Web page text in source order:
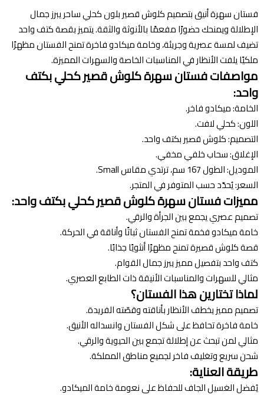
فستان سهرة أنيق بتصميم كلوش قصير بلونكحليساحر يبرز جمال
الإطلالة ويمنحك حضورًا مفعمًا بالأنوثة والثقة. يتميز بقصة كتف واحد
تضيف لمسة عصرية وجريئة، وخامة ميكادو فاخرة تمنح الفستان مظهرًا
ملكيًا يلفت الأنظار في المناسبات الخاصة والسهرات المميزة.
مواصفات فستان سهرة كلوش قصيركحليبكتف
واحد:
الخامة: ميكادو فاخر.
اللون:كحليلافت.
التصميم: كلوش قصير بكتف واحد.
الإغلاق: سحاب خلفي مخفي.
الموديل: الطول 167 سم، ترتدي مقاس Small.
السعر: يُحدّد حسب المتوفر في المتجر.
مميزات فستان سهرة كلوش قصيركحليبكتف واحد:
تصميم عصري يجمع بين الجرأة والرقي.
خامة ميكادو فخمة تمنح الفستان ثباتًا وأناقة في الحركة.
قصة كلوش قصيرة تمنح مظهرًا أنثويًا جذابًا.
كتف واحد بتفصيل مميز يبرز جمال القوام.
مثالي للسهرات والمناسبات الأنيقة ذات الطابع العصري.
لماذا تختارين هذا الفستان؟
تصميم مميز يخطف الأنظار بأناقته وقصّته الفريدة.
خامة فاخرة تحافظ على شكل الفستان وانسداله الأنيق.
مثالي لمن تبحث عن إطلالة تجمع بين الحيوية والرقي.
شحن سريع وتغليف فاخر لجميع مناطق المملكة.
طريقة العناية:
يُفضل الغسيل الجاف للحفاظ على نعومة خامة الميكادو.